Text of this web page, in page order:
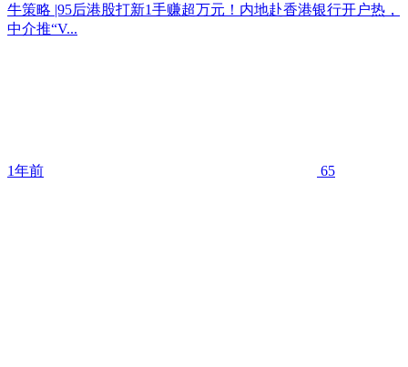
牛策略 |95后港股打新1手赚超万元！内地赴香港银行开户热，
中介推“V...
1年前 65